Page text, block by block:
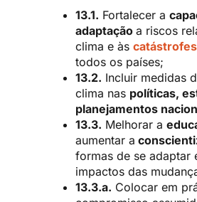
13.1. Fortalecer a
adaptaçãoa riscos
clima e às
todos os países;
13.2. Incluir medidas
clima nas políticas,
planejamentos
13.3. Melhorar a
aumentar a
formas de se adaptar
impactos das
13.3.a. Colocar em